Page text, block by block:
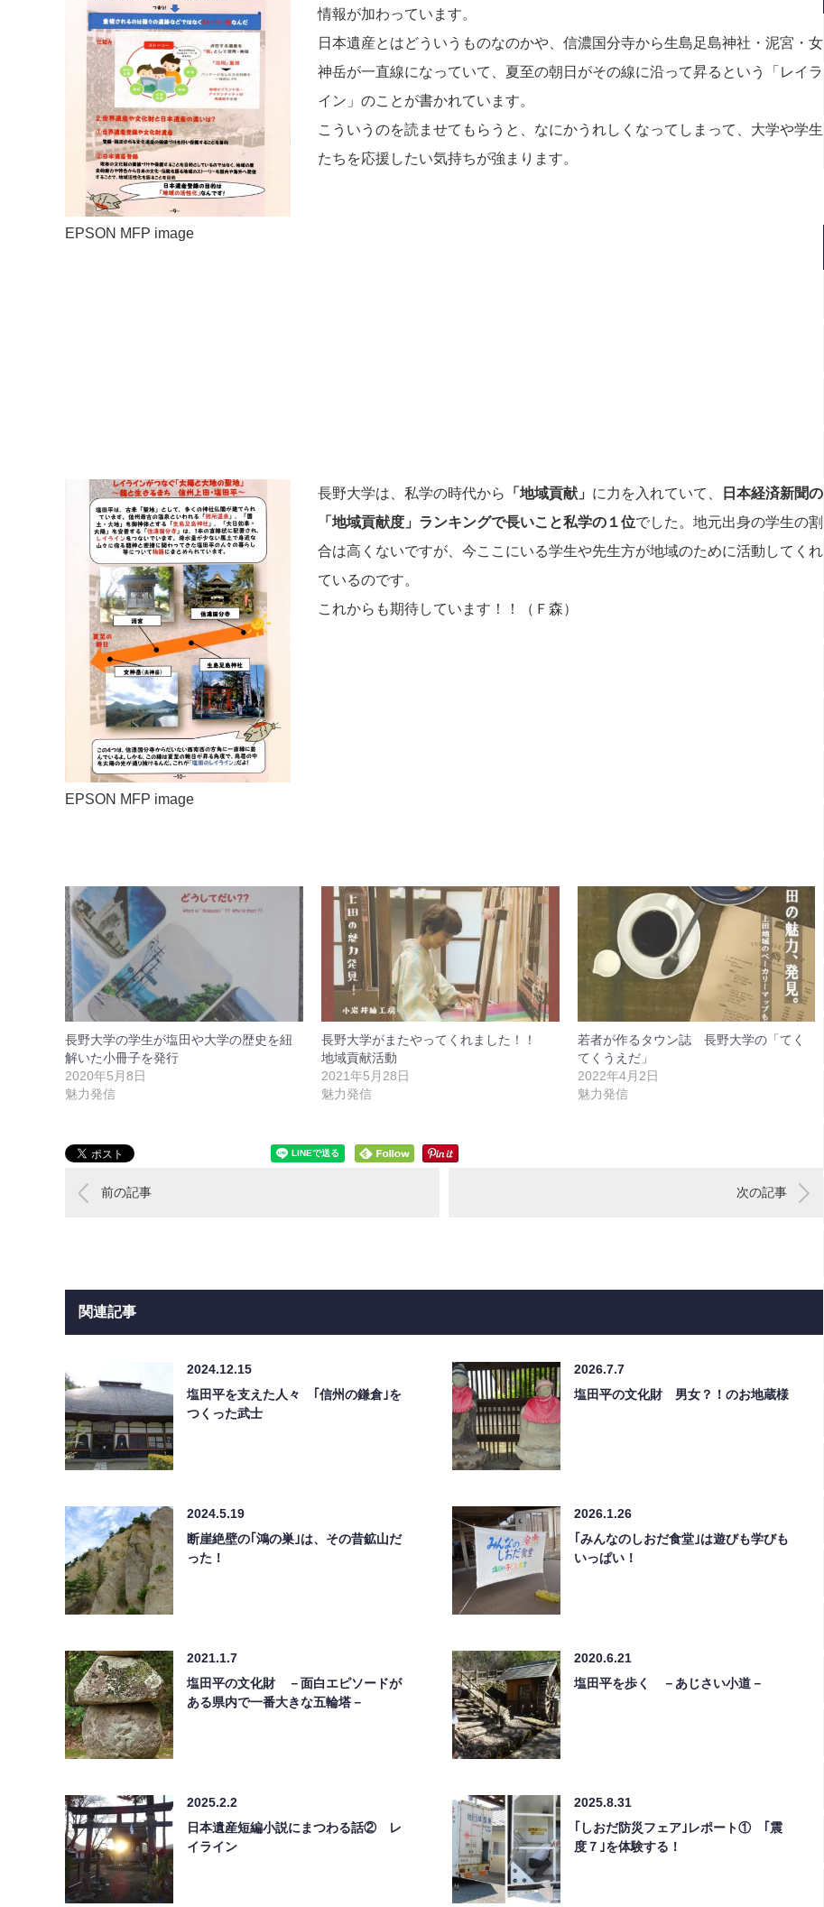
EPSON MFP image
情報が加わっています。
日本遺産とはどういうものなのかや、信濃国分寺から生島足島神社・泥宮・女
神岳が一直線になっていて、夏至の朝日がその線に沿って昇るという「レイラ
イン」のことが書かれています。
こういうのを読ませてもらうと、なにかうれしくなってしまって、大学や学生
たちを応援したい気持ちが強まります。
EPSON MFP image
長野大学は、私学の時代から 「地域貢献」 に力を入れていて、
日本経済新聞の
「地域貢献度」ランキングで長いこと私学の１位でした。地元出身の学生の割
合は高くないですが、今ここにいる学生や先生方が地域のために活動してくれ
ているのです。
これからも期待しています！！（Ｆ森）
長野大学の学生が塩田や大学の歴史を紐
解いた小冊子を発行
2020年5月8日
魅力発信
長野大学がまたやってくれました！！
地域貢献活動
2021年5月28日
魅力発信
若者が作るタウン誌 長野大学の「てく
てくうえだ」
2022年4月2日
魅力発信
前の記事 次の記事
関連記事
2024.12.15
塩田平を支えた人々 ｢信州の鎌倉｣を
つくった武士
2026.7.7
塩田平の文化財 男女？！のお地蔵様
2024.5.19
断崖絶壁の｢鴻の巣｣は、その昔鉱山だ
った！
2026.1.26
｢みんなのしおだ食堂｣は遊びも学びも
いっぱい！
2021.1.7
塩田平の文化財 －面白エピソードが
ある県内で一番大きな五輪塔－
2020.6.21
塩田平を歩く －あじさい小道－
2025.2.2
日本遺産短編小説にまつわる話② レ
イライン
2025.8.31
｢しおだ防災フェア｣レポート① ｢震
度７｣を体験する！